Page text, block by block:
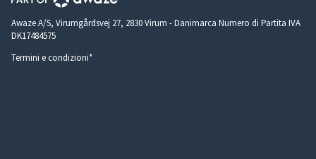
Awaze A/S, Virumgårdsvej 27, 2830 Virum - Danimarca Numero di Partita IVA
DK17484575
Termini e condizioni*